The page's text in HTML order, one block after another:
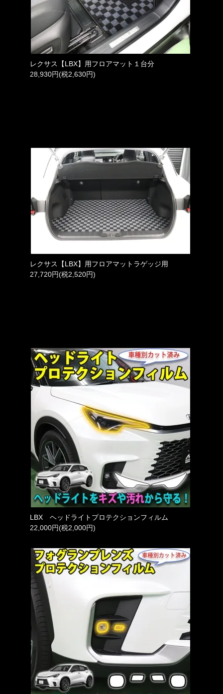
レクサス【LBX】用フロアマット１台分
28,930円(税2,630円)
レクサス【LBX】用フロアマットラゲッジ用
27,720円(税2,520円)
LBX ヘッドライトプロテクションフィルム
22,000円(税2,000円)